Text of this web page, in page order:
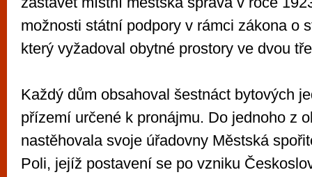
možnosti státní podpory v rámci zákona o
který vyžadoval obytné prostory ve dvou
Každý dům obsahoval šestnáct bytových
přízemí určené k pronájmu. Do jednoho z
nastěhovala svoje úřadovny Městská
Poli, jejíž postavení se po vzniku